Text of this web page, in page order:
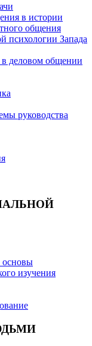
в истории
общения
психологии Запада
деловом общении
руководства
основы
изучения